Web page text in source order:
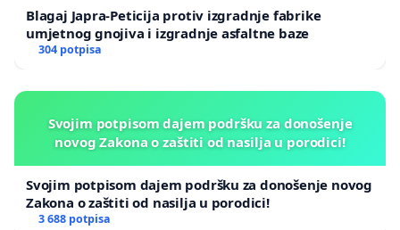
Blagaj Japra-Peticija protiv izgradnje fabrike
umjetnog gnojiva i izgradnje asfaltne baze
304 potpisa
Svojim potpisom dajem podršku za donošenje
novog Zakona o zaštiti od nasilja u porodici!
Svojim potpisom dajem podršku za donošenje novog
Zakona o zaštiti od nasilja u porodici!
3 688 potpisa